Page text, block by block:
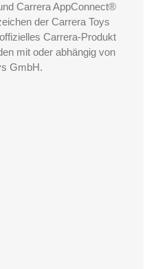
Carrera AppConnect®
der Carrera Toys
Carrera-Produkt
mit oder abhängig von
GmbH.